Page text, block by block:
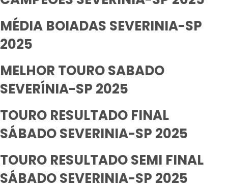
MÉDIA BOIADAS SEVERINIA-SP
2025
MELHOR TOURO SABADO
SEVERÍNIA-SP 2025
TOURO RESULTADO FINAL
SÁBADO SEVERINIA-SP 2025
TOURO RESULTADO SEMI FINAL
SÁBADO SEVERINIA-SP 2025